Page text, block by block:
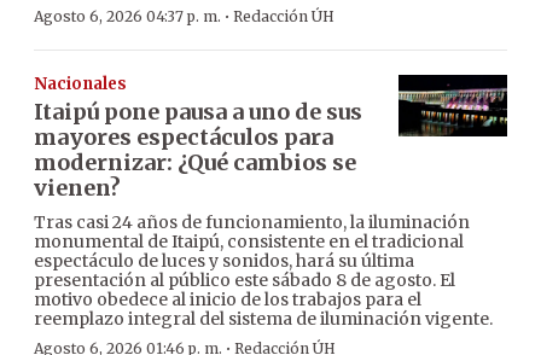
Agosto 6, 2026 04:37 p. m. · Redacción ÚH
Nacionales
Itaipú pone pausa a uno de sus
mayores espectáculos para
modernizar: ¿Qué cambios se
vienen?
Tras casi 24 años de funcionamiento, la iluminación
monumental de Itaipú, consistente en el tradicional
espectáculo de luces y sonidos, hará su última
presentación al público este sábado 8 de agosto. El
motivo obedece al inicio de los trabajos para el
reemplazo integral del sistema de iluminación vigente.
Agosto 6, 2026 01:46 p. m. Redacción ÚH